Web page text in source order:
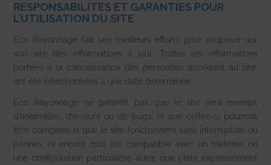
RESPONSABILITES ET GARANTIES POUR
L’UTILISATION DU SITE
Eco Rayonnage fait ses meilleurs efforts pour proposer sur
son site des informations à jour. Toutes les informations
portées à la connaissance des personnes accédant au site,
ont été sélectionnées à une date déterminée.
Eco Rayonnage ne garantit pas que le site sera exempt
d’anomalies, d’erreurs ou de bugs, ni que celles-ci pourront
être corrigées, ni que le site fonctionnera sans interruption ou
pannes, ni encore qu’il est compatible avec un matériel ou
une configuration particulière autre que celle expressément